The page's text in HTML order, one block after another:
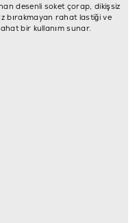
desenli soket çorap, dikişsiz
bırakmayan rahat lastiği ve
bir kullanım sunar.